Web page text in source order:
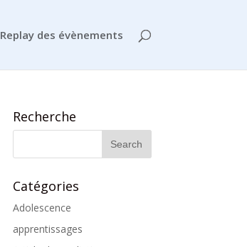
Replay des évènements
Recherche
Catégories
Adolescence
apprentissages